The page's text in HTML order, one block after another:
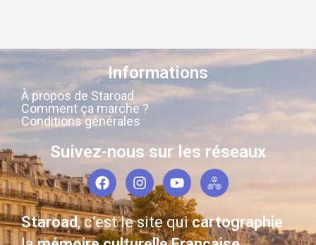
Informations
À propos de Staroad
Comment ça marche ?
Conditions générales
Suivez-nous sur les réseaux
Staroad, c’est le site quicartographie